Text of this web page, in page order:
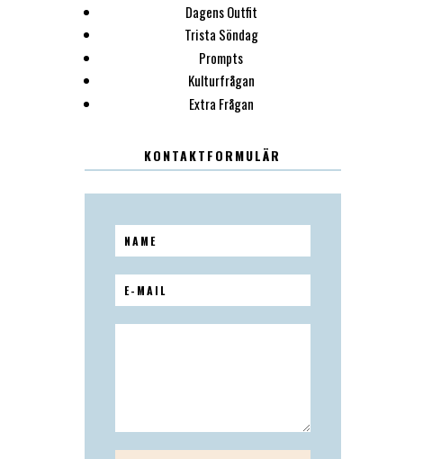
Dagens Outfit
Trista Söndag
Prompts
Kulturfrågan
Extra Frågan
KONTAKTFORMULÄR